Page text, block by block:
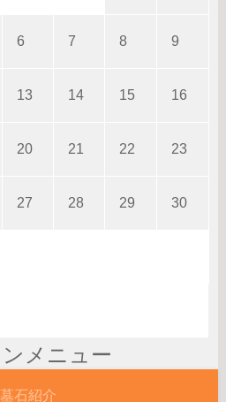
6 7 8 9
13 14 15 16
20 21 22 23
27 28 29 30
墓石紹介